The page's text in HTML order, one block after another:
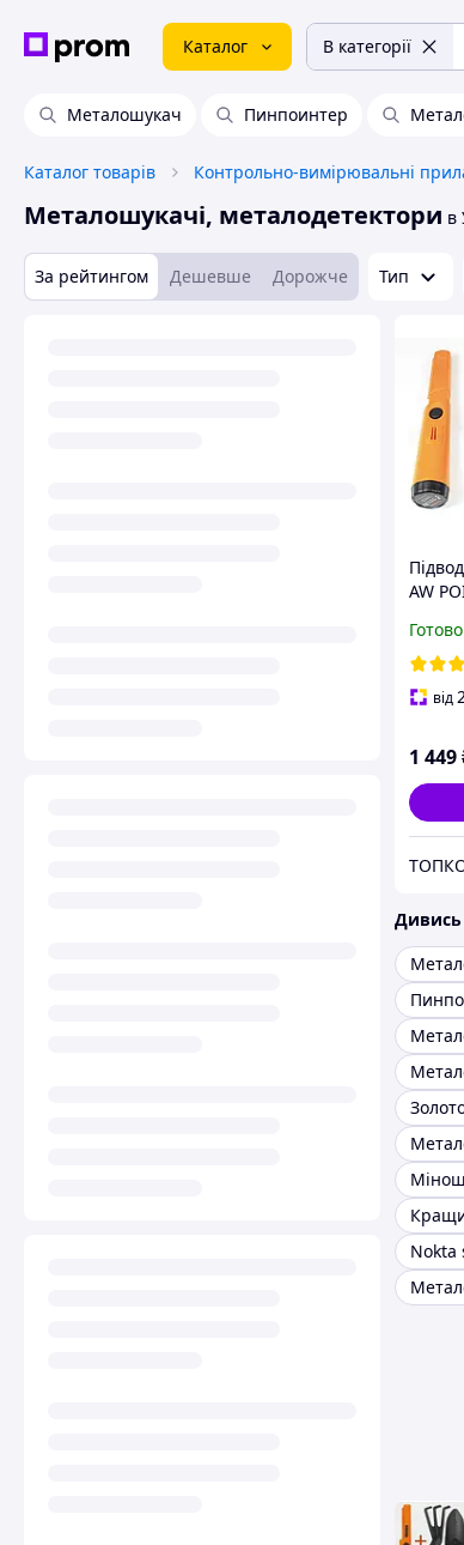
Каталог В категорії
Металошукач Пинпоинтер
Каталог товарів Контрольно-вимірювальні
Металошукачі, металодетектори в
За рейтингом Дешевше Дорожче Тип
AW
від
1 449
Nokta